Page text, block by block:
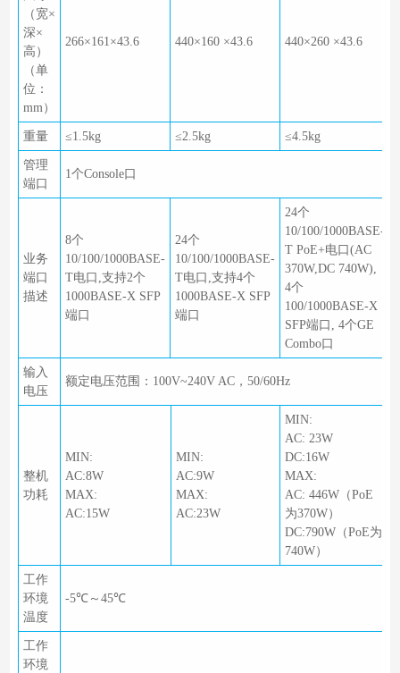
（宽×
深×
高）
（单
位：
mm）
266×161×43.6 440×160 ×43.6 440×260 ×43.6
重量 ≤1.5kg ≤2.5kg ≤4.5kg
管理
端口
1个Console口
业务
端口
描述
8个
10/100/1000BASE-
T电口,支持2个
1000BASE-X SFP
端口
24个
10/100/1000BASE-
T电口,支持4个
1000BASE-X SFP
端口
24个
10/100/1000BASE-
T PoE+电口(AC
370W,DC 740W),
4个
100/1000BASE-X
SFP端口, 4个GE
Combo口
输入
电压
额定电压范围：100V~240V AC，50/60Hz
整机
功耗
MIN:
AC:8W
MAX:
AC:15W
MIN:
AC:9W
MAX:
AC:23W
MIN:
AC: 23W
DC:16W
MAX:
AC: 446W（PoE
为370W）
DC:790W（PoE为
740W）
工作
环境
温度
-5℃～45℃
工作
环境